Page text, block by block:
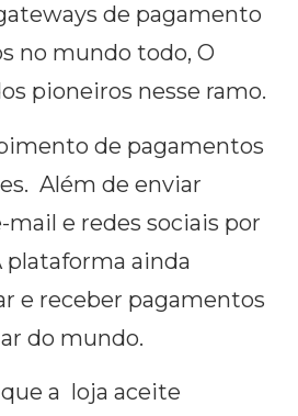
de pagamento
no mundo todo, O
pioneiros nesse ramo.
de pagamentos
Além de enviar
mail e redes sociais por
plataforma ainda
e receber pagamentos
do mundo.
a loja aceite